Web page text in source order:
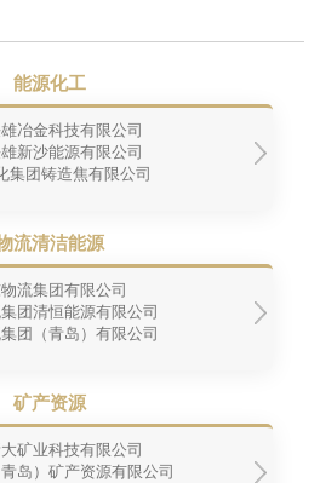
能源化工
冶金科技有限公司
新沙能源有限公司
集团铸造焦有限公司
流清洁能源
流集团有限公司
团清恒能源有限公司
团（青岛）有限公司
矿产资源
矿业科技有限公司
岛）矿产资源有限公司